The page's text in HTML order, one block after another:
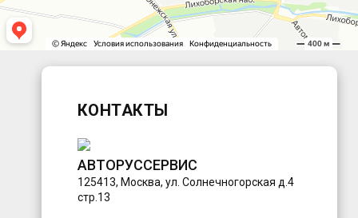
КОНТАКТЫ
АВТОРУССЕРВИС
125413, Москва, ул. Солнечногорская д.4
стр.13